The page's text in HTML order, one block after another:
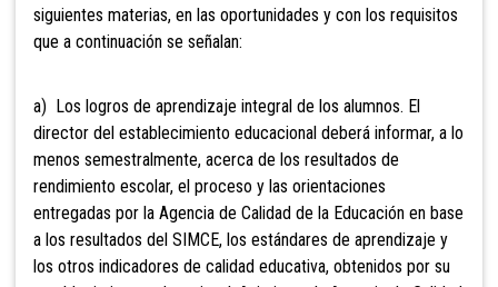
siguientes materias, en las oportunidades y con los requisitos
que a continuación se señalan:
a) Los logros de aprendizaje integral de los alumnos. El
director del establecimiento educacional deberá informar, a lo
menos semestralmente, acerca de los resultados de
rendimiento escolar, el proceso y las orientaciones
entregadas por la Agencia de Calidad de la Educación en base
a los resultados del SIMCE, los estándares de aprendizaje y
los otros indicadores de calidad educativa, obtenidos por su